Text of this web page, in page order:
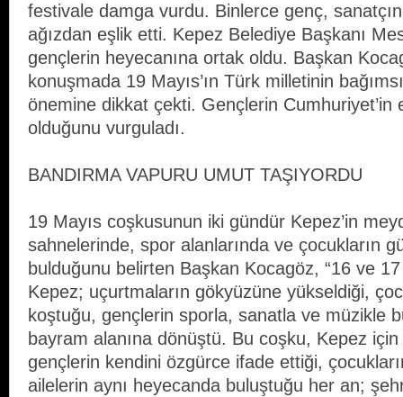
festivale damga vurdu. Binlerce genç,
ağızdan eşlik etti. Kepez Belediye Başkanı
gençlerin heyecanına ortak oldu. Başkan
konuşmada 19 Mayıs’ın Türk milletinin
önemine dikkat çekti. Gençlerin Cumhuriyet’in
olduğunu vurguladı.
BANDIRMA VAPURU UMUT TAŞIYORDU
19 Mayıs coşkusunun iki gündür Kepez’in
sahnelerinde, spor alanlarında ve çocukların
bulduğunu belirten Başkan Kocagöz, “16 ve
Kepez; uçurtmaların gökyüzüne yükseldiği,
koştuğu, gençlerin sporla, sanatla ve müzikle
bayram alanına dönüştü. Bu coşku, Kepez
gençlerin kendini özgürce ifade ettiği,
ailelerin aynı heyecanda buluştuğu her an;